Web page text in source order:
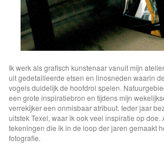
Ik werk als grafisch kunstenaar vanuit mijn
uit gedetailleerde etsen en linosneden waarin
vogels duidelijk de hoofdrol spelen.
een grote inspiratiebron en tijdens mijn
verrekijker een onmisbaar atribuut. Ieder jaar
uitstek Texel, waar ik ook veel inspiratie op doe.
tekeningen die ik in de loop der jaren gemaakt
fotografie.